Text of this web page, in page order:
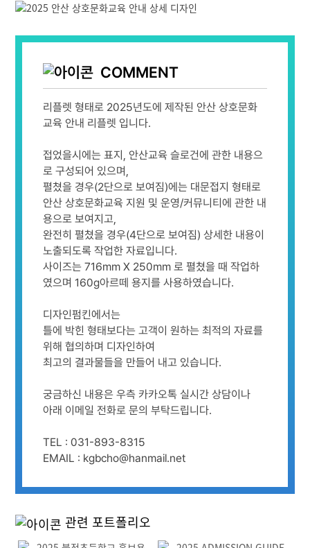
COMMENT
리플렛 형태로 2025년도에 제작된 안산 상호문화
교육 안내 리플렛 입니다.
접었을시에는 표지, 안산교육 슬로건에 관한 내용으
로 구성되어 있으며,
펼쳤을 경우(2단으로 보여짐)에는 대문접지 형태로
안산 상호문화교육 지원 및 운영/커뮤니티에 관한 내
용으로 보여지고,
완전히 펼쳤을 경우(4단으로 보여짐) 상세한 내용이
노출되도록 작업한 자료입니다.
사이즈는 716mm X 250mm 로 펼쳤을 때 작업하
였으며 160g아르떼 용지를 사용하였습니다.
디자인펌킨에서는
틀에 박힌 형태보다는 고객이 원하는 최적의 자료를
위해 협의하며 디자인하여
최고의 결과물들을 만들어 내고 있습니다.
궁금하신 내용은 우측 카카오톡 실시간 상담이나
아래 이메일 전화로 문의 부탁드립니다.
TEL : 031-893-8315
EMAIL : kgbcho@hanmail.net
관련 포트폴리오